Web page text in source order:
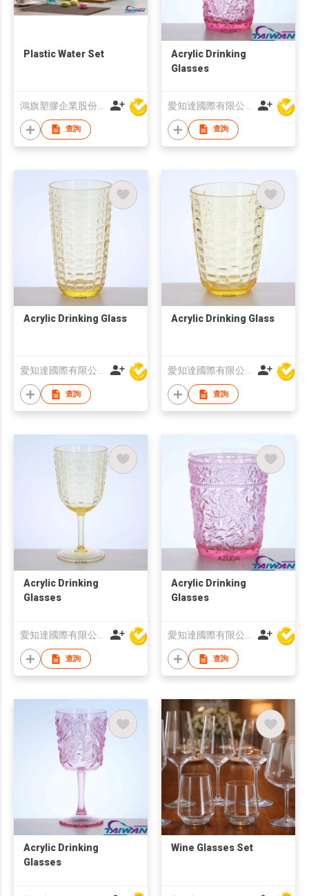
Plastic Water Set
鴻旗塑膠企業股份有限公司
查詢
Acrylic Drinking
Glasses
查詢
Acrylic Drinking Glass
查詢
Acrylic Drinking Glass
查詢
Acrylic Drinking
Glasses
愛知達國際有限公司
查詢
Acrylic Drinking
Glasses
愛知達國際有限公司
查詢
Acrylic Drinking
Glasses
Wine Glasses Set